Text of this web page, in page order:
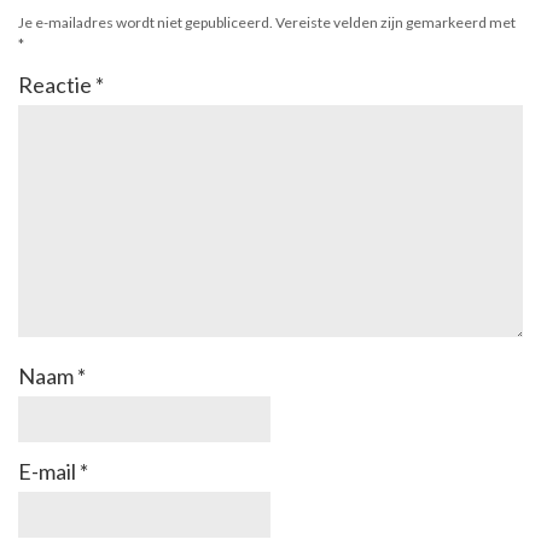
Je e-mailadres wordt niet gepubliceerd. Vereiste velden zijn gemarkeerd met
*
Reactie *
Naam*
E-mail *